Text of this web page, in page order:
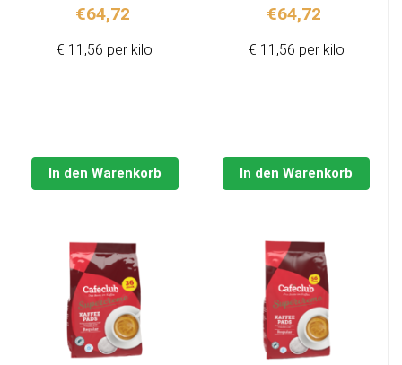
€64,72
In den Warenkorb
€ 11,56 per kilo
€64,72
In den Warenkorb
€ 11,56 per kilo